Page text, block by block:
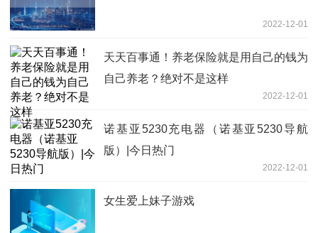
2022-12-01
天天百事通！养老保险就是用自己的钱为
自己养老？绝对不是这样
2022-12-01
诺基亚5230充电器（诺基亚5230导航
版）|今日热门
2022-12-01
女生爱上妹子游戏